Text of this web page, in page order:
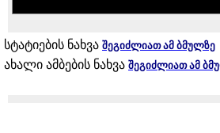
სტატიების ნახვა შეგიძლიათ ამ ბმულზე
ახალი ამბების ნახვა შეგიძლიათ ამ